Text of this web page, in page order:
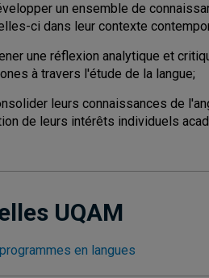
un ensemble de
ci dans leur contexte
une réflexion analytique et
à travers l'étude de la langue;
leurs connaissances de
de leurs intérêts individuels
UQAM
en langues